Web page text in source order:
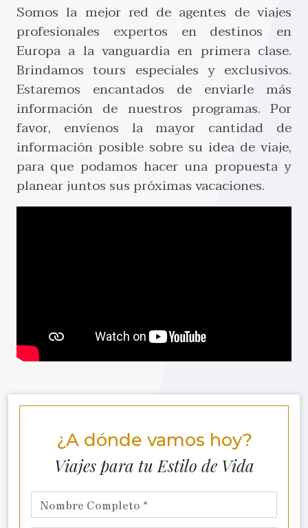
Somos la mejor red de agentes de viajes
profesionales expertos en destinos en
Europa a la vanguardia en primera clase.
Brindamos tours especiales y exclusivos.
Estaremos encantados de enviarle más
información de nuestros programas. Por
favor, envíenos la mayor cantidad de
información posible sobre su idea de viaje,
para que podamos hacer una propuesta y
planear juntos sus próximas vacaciones.
¿A dónde vamos hoy?
Viajes para tu Estilo de Vida